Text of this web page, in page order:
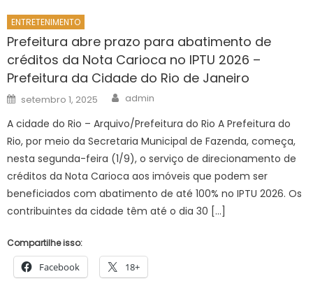
ENTRETENIMENTO
Prefeitura abre prazo para abatimento de
créditos da Nota Carioca no IPTU 2026 –
Prefeitura da Cidade do Rio de Janeiro
Posted
on
setembro 1, 2025 Author
admin
A cidade do Rio – Arquivo/Prefeitura do Rio A Prefeitura do
Rio, por meio da Secretaria Municipal de Fazenda, começa,
nesta segunda-feira (1/9), o serviço de direcionamento de
créditos da Nota Carioca aos imóveis que podem ser
beneficiados com abatimento de até 100% no IPTU 2026. Os
contribuintes da cidade têm até o dia 30 […]
Compartilhe isso:
Facebook 18+